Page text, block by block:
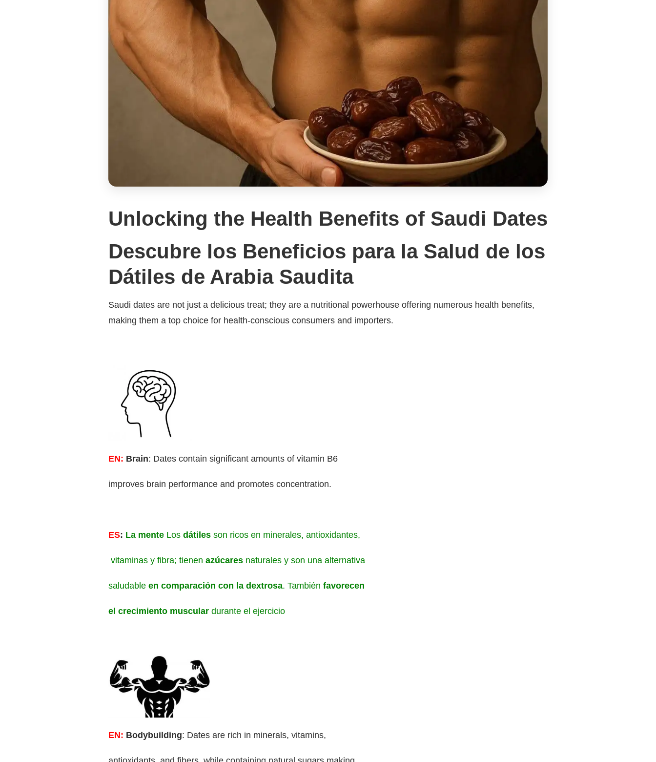
Unlocking the Health Benefits of Saudi Dates
Descubre los Beneficios para la Salud de los
Dátiles de Arabia Saudita
Saudi dates are not just a delicious treat; they are a nutritional powerhouse offering numerous health benefits,
making them a top choice for health-conscious consumers and importers.
EN: Brain: Dates contain significant amounts of vitamin B6
improves brain performance and promotes concentration.
ES: La mente Los dátiles son ricos en minerales, antioxidantes,
vitaminas y fibra; tienen azúcares naturales y son una alternativa
saludable en comparación con la dextrosa. También favorecen
el crecimiento muscular durante el ejercicio
EN: Bodybuilding: Dates are rich in minerals, vitamins,